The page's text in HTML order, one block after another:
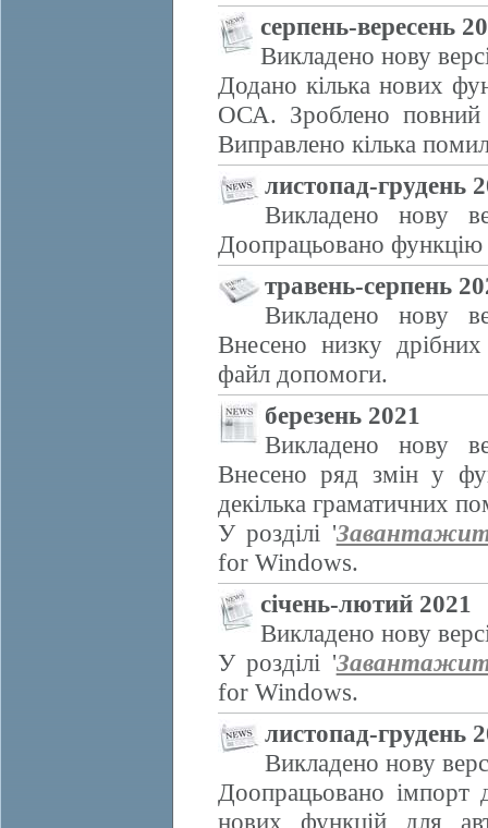
серпень-вересень
Викладено нову
Додано кілька нових
ОСА. Зроблено повний
Виправлено кілька
листопад-грудень
Викладено нову
Доопрацьовано функцію
травень-серпень
Викладено нову
Внесено низку
файл допомоги.
березень 2021
Викладено нову
Внесено ряд змін у
декілька граматичних
У розділі '
for Windows.
січень-лютий 2021
Викладено нову
У розділі '
for Windows.
листопад-грудень
Викладено нову
Доопрацьовано
нових функцій для